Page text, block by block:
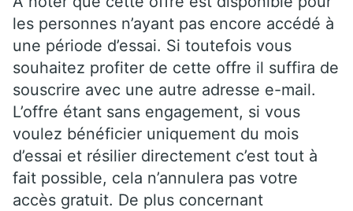
les personnes n’ayant pas encore accédé à
une période d’essai. Si toutefois vous
souhaitez profiter de cette offre il suffira de
souscrire avec une autre adresse e-mail.
L’offre étant sans engagement, si vous
voulez bénéficier uniquement du mois
d’essai et résilier directement c’est tout à
fait possible, cela n’annulera pas votre
accès gratuit. De plus concernant